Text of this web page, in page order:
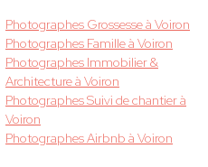
Photographes Grossesse à Voiron
Photographes Famille à Voiron
Photographes Immobilier &
Architecture à Voiron
Photographes Suivi de chantier à
Voiron
Photographes Airbnb à Voiron